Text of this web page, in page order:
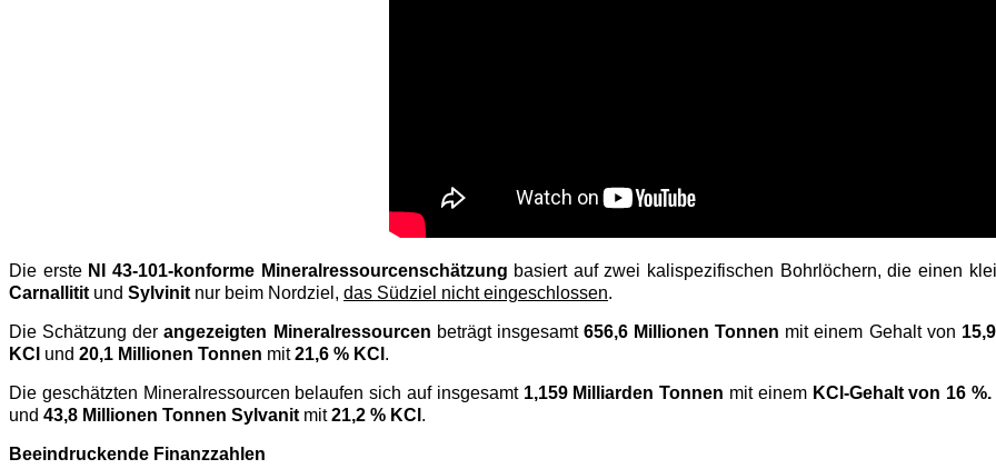
Die erste NI 43-101-konforme Mineralressourcenschätzung basiert auf zwei kalispezifischen Bohrlöchern, die einen
Carnallitit und Sylvinit nur beim Nordziel, das Südziel nicht eingeschlossen.
Die Schätzung derangezeigten Mineralressourcen beträgt insgesamt 656,6 Millionen Tonnen mit einem Gehalt von
KCl und 20,1 Millionen Tonnen mit21,6 % KCl .
Die geschätzten Mineralressourcen belaufen sich auf insgesamt 1,159 Milliarden Tonnen mit einem KCl-Gehalt von 16 %.
und 43,8 Millionen Tonnen Sylvanit mit21,2 % KCl .
Beeindruckende Finanzzahlen